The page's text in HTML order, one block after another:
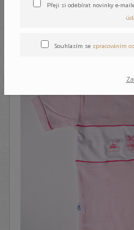
Přeji si odebírat novinky e-
Souhlasím se zpracováním